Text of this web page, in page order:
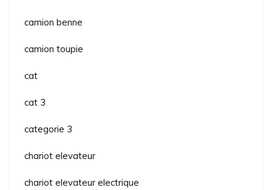
camion benne
camion toupie
cat
cat 3
categorie 3
chariot elevateur
chariot elevateur electrique